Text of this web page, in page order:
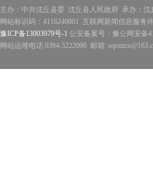
主办：中共沈丘县委 沈丘县人民政府 承办：沈
网站标识码：4116240001 互联网新闻信息服务
豫ICP备13003979号-1 公安备案号：豫公网安备
网站运维电话 0394-5222096 邮箱: